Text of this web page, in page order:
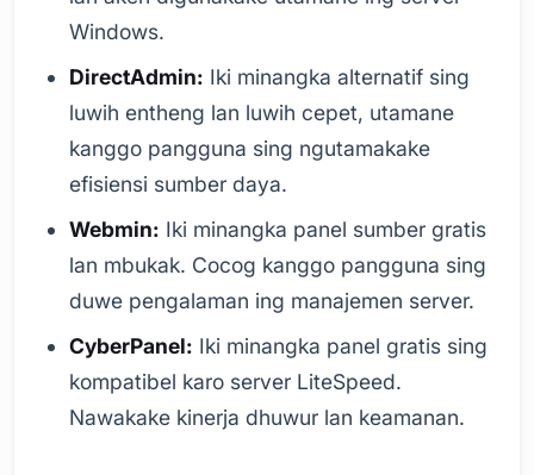
Windows.
DirectAdmin: Iki minangka alternatif sing
luwih entheng lan luwih cepet, utamane
kanggo pangguna sing ngutamakake
efisiensi sumber daya.
Webmin: Iki minangka panel sumber gratis
lan mbukak. Cocog kanggo pangguna sing
duwe pengalaman ing manajemen server.
CyberPanel: Iki minangka panel gratis sing
kompatibel karo server LiteSpeed.
Nawakake kinerja dhuwur lan keamanan.